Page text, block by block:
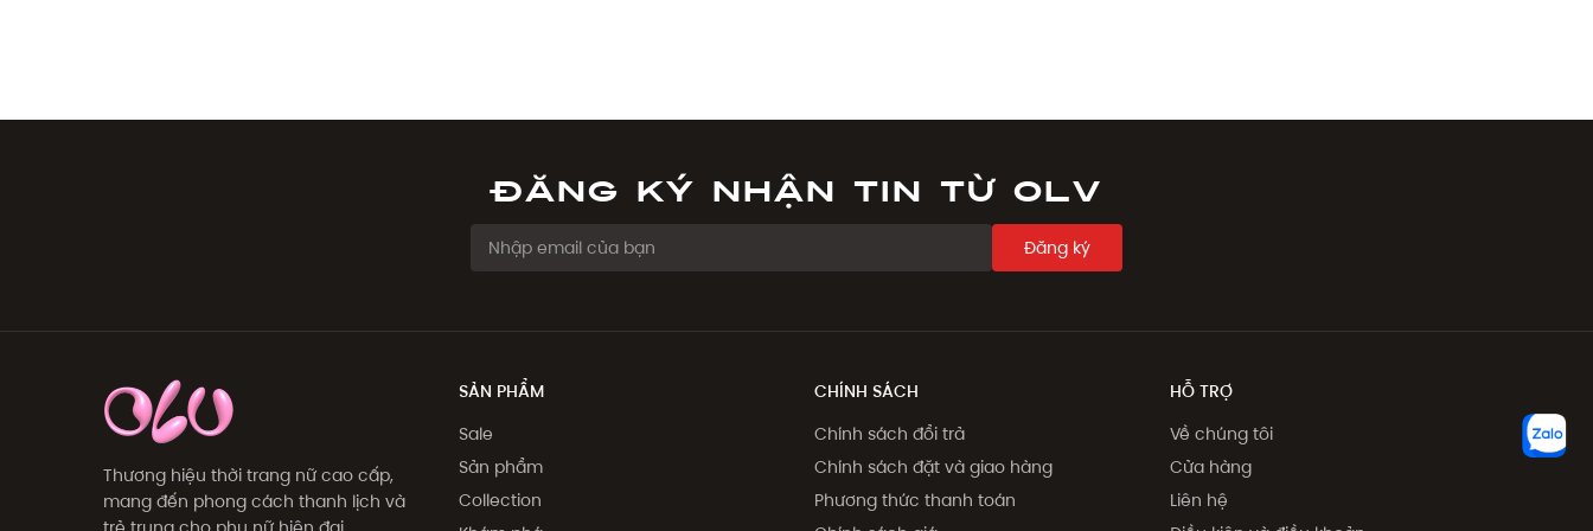
Đăng ký nhận tin từ OLV
Đăng ký
Thương hiệu thời trang nữ cao cấp,
mang đến phong cách thanh lịch và
SẢN PHẨM
Sale
Sản phẩm
Collection
CHÍNH SÁCH
Chính sách đổi trả
Chính sách đặt và giao hàng
Phương thức thanh toán
HỖ TRỢ
Về chúng tôi
Cửa hàng
Liên hệ